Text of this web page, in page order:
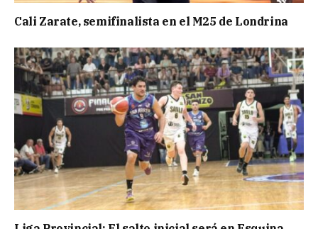
Cali Zarate, semifinalista en el M25 de Londrina